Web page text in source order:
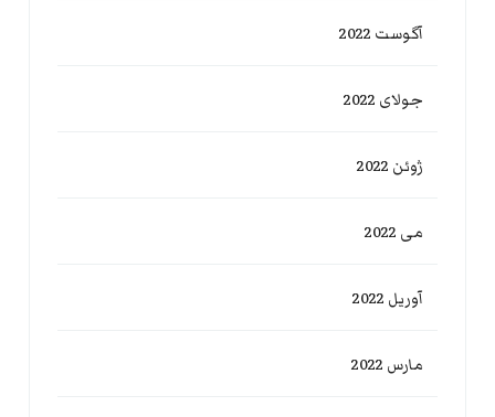
آگوست 2022
جولای 2022
ژوئن 2022
می 2022
آوریل 2022
مارس 2022